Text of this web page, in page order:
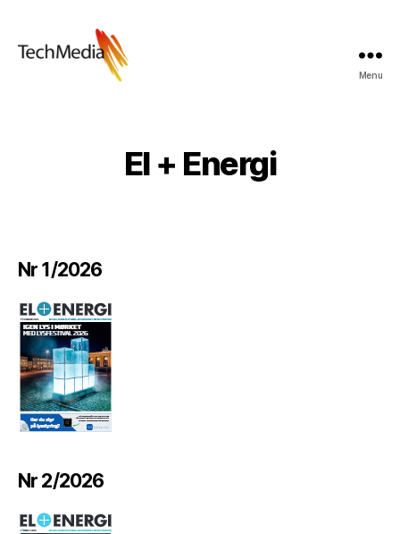
Menu
El + Energi
Nr 1/2026
Nr 2/2026